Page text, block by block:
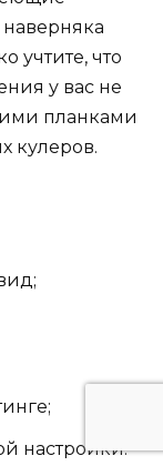
учтите, что
у вас не
планками
кулеров.
настройки.